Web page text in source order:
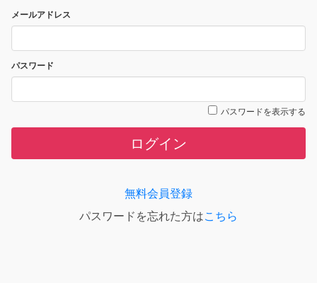
メールアドレス
パスワード
パスワードを表示する
ログイン
無料会員登録
パスワードを忘れた方はこちら